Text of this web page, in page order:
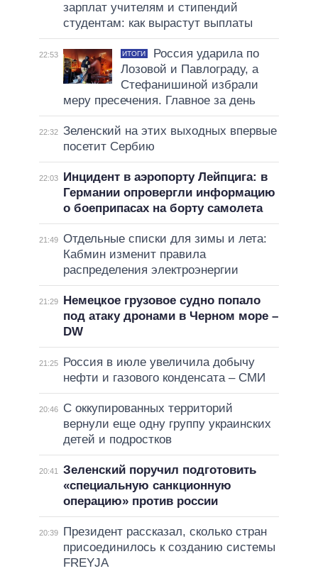
зарплат учителям и стипендий
студентам: как вырастут выплаты
22:53 ИТОГИ
Россия ударила по
Лозовой и Павлограду, а
Стефанишиной избрали
меру пресечения. Главное за день
22:32 Зеленский на этих выходных впервые
посетит Сербию
22:03
Инцидент в аэропорту Лейпцига: в
Германии опровергли информацию
о боеприпасах на борту самолета
21:49 Отдельные списки для зимы и лета:
Кабмин изменит правила
распределения электроэнергии
21:29
Немецкое грузовое судно попало
под атаку дронами в Черном море –
DW
21:25
Россия в июле увеличила добычу
нефти и газового конденсата – СМИ
20:46
С оккупированных территорий
вернули еще одну группу украинских
детей и подростков
20:41
Зеленский поручил подготовить
«специальную санкционную
операцию» против россии
20:39
Президент рассказал, сколько стран
присоединилось к созданию системы
FREYJA